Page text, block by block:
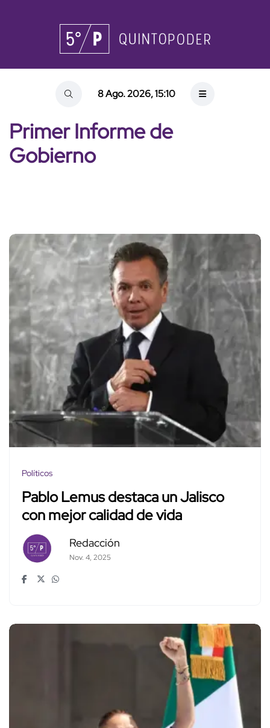
8 Ago. 2026, 15:10
Primer Informe de
Gobierno
Políticos
Pablo Lemus destaca un Jalisco
con mejor calidad de vida
Redacción
Nov. 4, 2025